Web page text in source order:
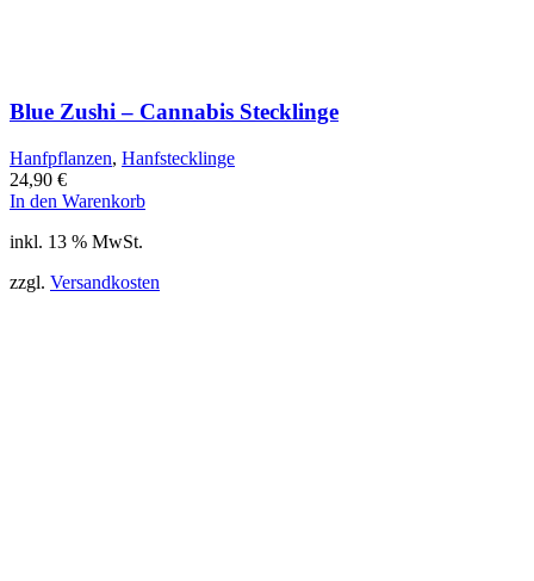
Blue Zushi – Cannabis Stecklinge
Hanfpflanzen, Hanfstecklinge
24,90 €
In den Warenkorb
inkl. 13 % MwSt.
zzgl. Versandkosten